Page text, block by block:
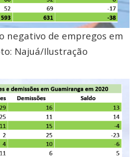
negativo de empregos em
Najuá/Ilustração